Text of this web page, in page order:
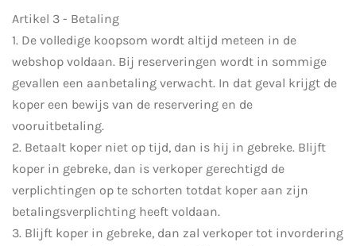
Artikel 3 - Betaling
1. De volledige koopsom wordt altijd meteen in de
webshop voldaan. Bij reserveringen wordt in sommige
gevallen een aanbetaling verwacht. In dat geval krijgt de
koper een bewijs van de reservering en de
vooruitbetaling.
2. Betaalt koper niet op tijd, dan is hij in gebreke. Blijft
koper in gebreke, dan is verkoper gerechtigd de
verplichtingen op te schorten totdat koper aan zijn
betalingsverplichting heeft voldaan.
3. Blijft koper in gebreke, dan zal verkoper tot invordering